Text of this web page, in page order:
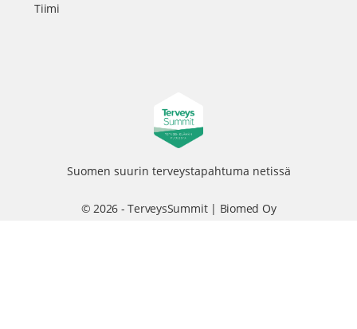
Tiimi
Suomen suurin terveystapahtuma netissä
© 2026 - TerveysSummit | Biomed Oy